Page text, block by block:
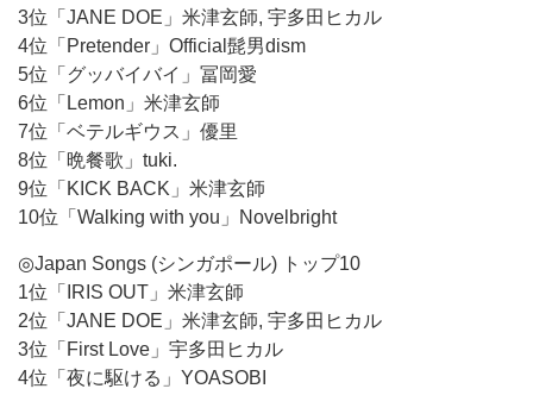
3位「JANE DOE」米津玄師, 宇多田ヒカル
4位「Pretender」Official髭男dism
5位「グッバイバイ」冨岡愛
6位「Lemon」米津玄師
7位「ベテルギウス」優里
8位「晩餐歌」tuki.
9位「KICK BACK」米津玄師
10位「Walking with you」Novelbright
◎Japan Songs (シンガポール) トップ10
1位「IRIS OUT」米津玄師
2位「JANE DOE」米津玄師, 宇多田ヒカル
3位「First Love」宇多田ヒカル
4位「夜に駆ける」YOASOBI